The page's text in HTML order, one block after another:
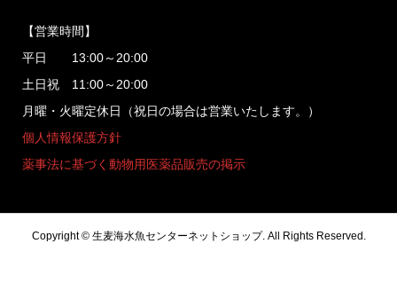
【営業時間】
平日 13:00～20:00
土日祝 11:00～20:00
月曜・火曜定休日（祝日の場合は営業いたします。）
個人情報保護方針
薬事法に基づく動物用医薬品販売の掲示
Copyright ©生麦海水魚センターネットショップ. All Rights Reserved.